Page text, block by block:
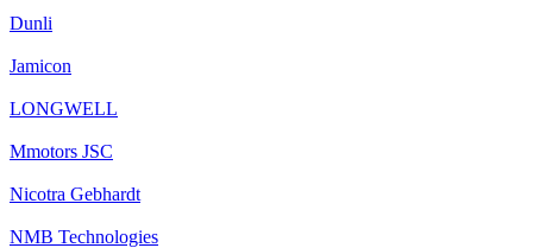
Dunli
Jamicon
LONGWELL
Mmotors JSC
Nicotra Gebhardt
NMB Technologies